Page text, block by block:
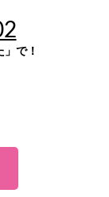
で！